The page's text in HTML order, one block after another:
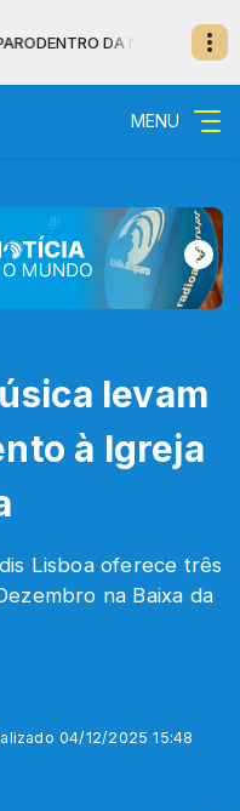
DA NOITE - MUSICAL
MENU
levam
à Igreja
Lisboa oferece três
na Baixa da
04/12/2025 15:48